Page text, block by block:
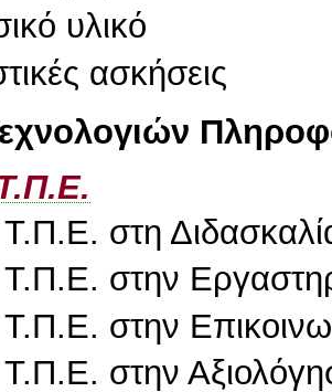
υλικό
ασκήσεις
στη
στην
στην
στην